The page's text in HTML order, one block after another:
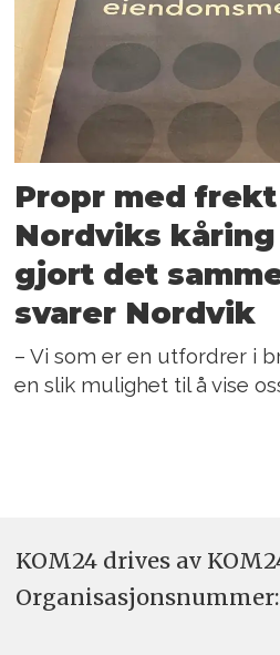
Propr med
Nordviks
gjort det
svarer Nordvik
– Vi som er en utfordrer i
en slik mulighet til å vise
KOM24 drives av
Organisasjons­nummer: